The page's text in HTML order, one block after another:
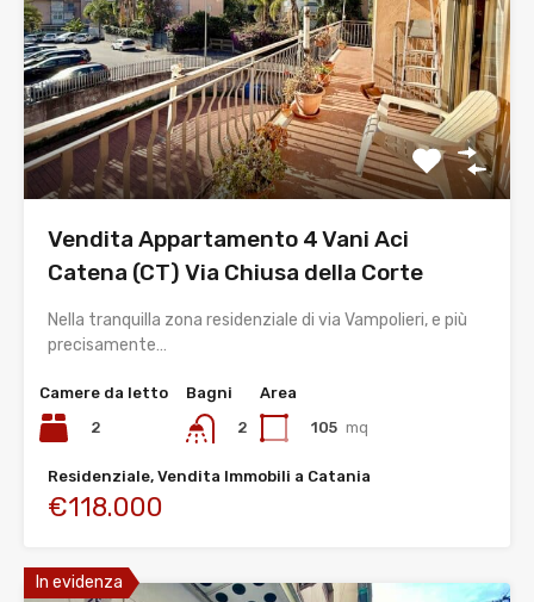
Vendita Appartamento 4 Vani Aci
Catena (CT) Via Chiusa della Corte
Nella tranquilla zona residenziale di via Vampolieri, e più
precisamente…
Camere da letto
2
Bagni
2
Area
105 mq
Residenziale, Vendita Immobili a Catania
€118.000
In evidenza